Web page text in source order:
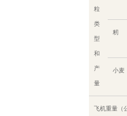
粒
类
型
和
产
量
籾
小麦
飞机重量（